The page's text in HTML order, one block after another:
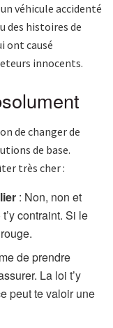
véhicule accidenté
des histoires de
ont causé
innocents.
de changer de
de base.
très cher :
: Non, non et
contraint. Si le
de prendre
La loi t’y
peut te valoir une